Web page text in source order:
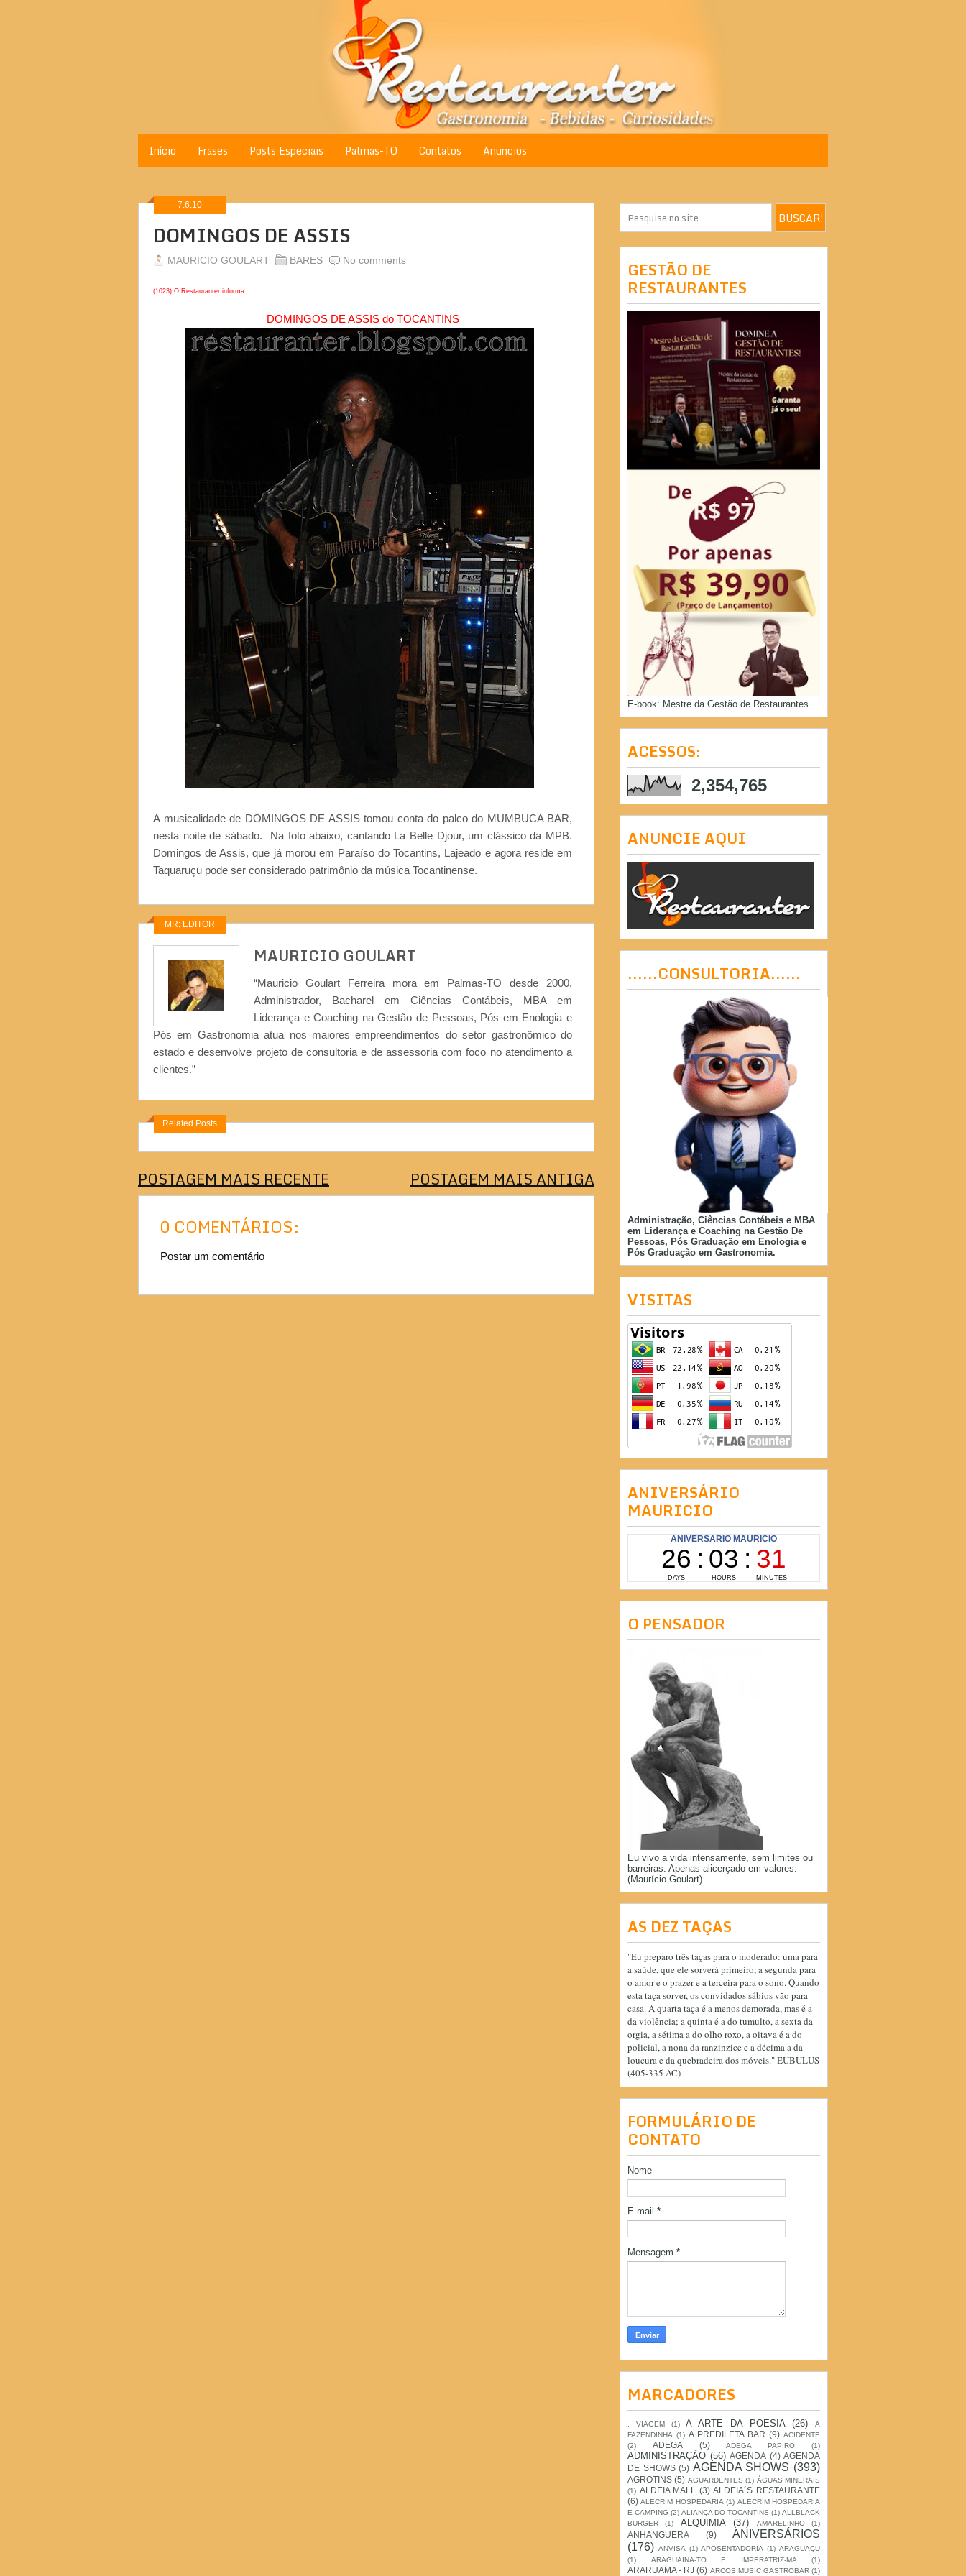
Início Frases Posts Especiais Palmas-TO Contatos Anuncios
7.6.10
DOMINGOS DE ASSIS
MAURICIO GOULART BARES No comments
(1023) O Restauranter informa:
DOMINGOS DE ASSIS do TOCANTINS
A musicalidade de DOMINGOS DE ASSIS tomou conta do palco do MUMBUCA BAR,
nesta noite de sábado. Na foto abaixo, cantando La Belle Djour, um clássico da MPB.
Domingos de Assis, que já morou em Paraíso do Tocantins, Lajeado e agora reside em
Taquaruçu pode ser considerado patrimônio da música Tocantinense.
MR: EDITOR
MAURICIO GOULART
“Mauricio Goulart Ferreira mora em Palmas-TO desde 2000,
Administrador, Bacharel em Ciências Contábeis, MBA em
Liderança e Coaching na Gestão de Pessoas, Pós em Enologia e
Pós em Gastronomia atua nos maiores empreendimentos do setor gastronômico do
estado e desenvolve projeto de consultoria e de assessoria com foco no atendimento a
clientes.”
Related Posts
POSTAGEM MAIS RECENTE POSTAGEM MAIS ANTIGA
0 COMENTÁRIOS:
Postar um comentário
GESTÃO DE
RESTAURANTES
E-book: Mestre da Gestão de Restaurantes
ACESSOS:
2,354,765
ANUNCIE AQUI
......CONSULTORIA......
Administração, Ciências Contábeis e MBA
em Liderança e Coaching na Gestão De
Pessoas, Pós Graduação em Enologia e
Pós Graduação em Gastronomia.
VISITAS
ANIVERSÁRIO
MAURICIO
O PENSADOR
Eu vivo a vida intensamente, sem limites ou
barreiras. Apenas alicerçado em valores.
(Maurício Goulart)
AS DEZ TAÇAS
"Eu preparo três taças para o moderado: uma para
a saúde, que ele sorverá primeiro, a segunda para
o amor e o prazer e a terceira para o sono. Quando
esta taça sorver, os convidados sábios vão para
casa. A quarta taça é a menos demorada, mas é a
da violência; a quinta é a do tumulto, a sexta da
orgia, a sétima a do olho roxo, a oitava é a do
policial, a nona da ranzinzice e a décima a da
loucura e da quebradeira dos móveis." EUBULUS
(405-335 AC)
FORMULÁRIO DE
CONTATO
Nome
E-mail *
Mensagem *
MARCADORES
. VIAGEM (1) A ARTE DA POESIA (26)
A
FAZENDINHA (1) A PREDILETA BAR (9) ACIDENTE
(2)
ADEGA (5) ADEGA PAPIRO (1)
ADMINISTRAÇÃO (56) AGENDA (4) AGENDA
DE SHOWS (5) AGENDA SHOWS (393)
AGROTINS (5) AGUARDENTES (1) ÁGUAS MINERAIS
(1) ALDEIA MALL (3) ALDEIA´S RESTAURANTE
(6) ALECRIM HOSPEDARIA (1) ALECRIM HOSPEDARIA
E CAMPING (2) ALIANÇA DO TOCANTINS (1) ALLBLACK
BURGER
(1) ALQUIMIA (37) AMARELINHO (1)
ANHANGUERA (9)
ANIVERSÁRIOS
(176) ANVISA (1) APOSENTADORIA (1) ARAGUAÇU
(1)
ARAGUAINA-TO E IMPERATRIZ-MA (1)
ARARUAMA - RJ (6) ARCOS MUSIC GASTROBAR (1)